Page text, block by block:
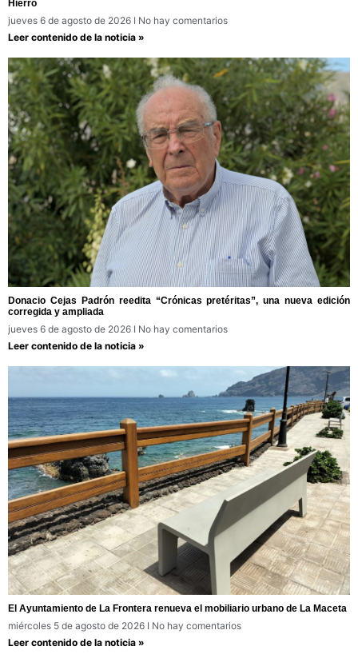
Hierro
jueves 6 de agosto de 2026
No hay comentarios
Leer contenido de la noticia »
Donacio Cejas Padrón reedita “Crónicas pretéritas”, una nueva edición
corregida y ampliada
jueves 6 de agosto de 2026
No hay comentarios
Leer contenido de la noticia »
El Ayuntamiento de La Frontera renueva el mobiliario urbano de La Maceta
miércoles 5 de agosto de 2026
No hay comentarios
Leer contenido de la noticia »